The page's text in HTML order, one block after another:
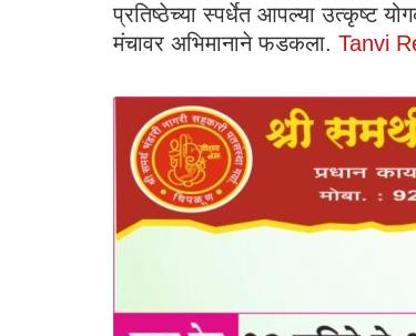
प्रतिष्ठेच्या स्पर्धेत आपल्या उत्कृष्ट
मंचावर अभिमानाने फडकला. Tanvi